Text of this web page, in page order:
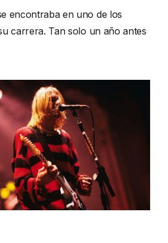
encontraba en uno de los
carrera. Tan solo un año antes